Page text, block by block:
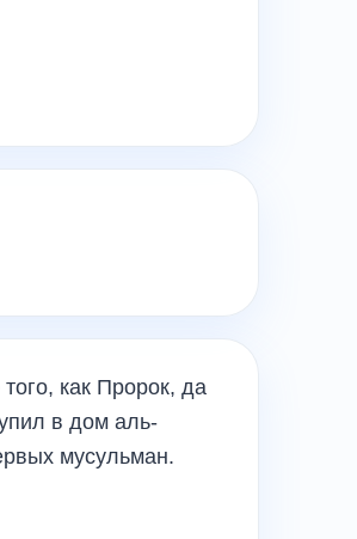
как Пророк, да
в дом аль-
мусульман.